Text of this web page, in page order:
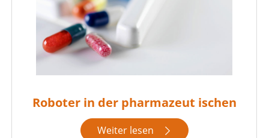
Roboter in der pharmazeut ischen
Weiter lesen 